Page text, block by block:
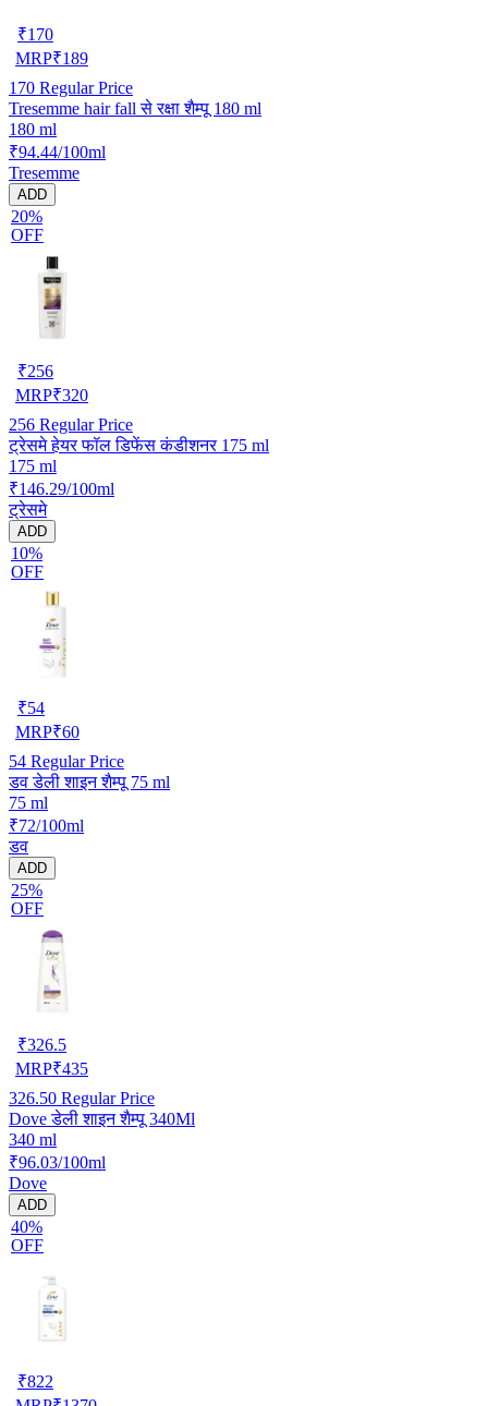
₹170
MRP₹189
170 Regular Price
Tresemme hair fall से रक्षा शैम्पू 180 ml
180 ml
₹94.44/100ml
Tresemme
ADD
20%
OFF
₹256
MRP₹320
256 Regular Price
ट्रेसमे हेयर फॉल डिफेंस कंडीशनर 175 ml
175 ml
₹146.29/100ml
ट्रेसमे
ADD
10%
OFF
₹54
MRP₹60
54 Regular Price
डव डेली शाइन शैम्पू 75 ml
75 ml
₹72/100ml
डव
ADD
25%
OFF
₹326.5
MRP₹435
326.50 Regular Price
Dove डेली शाइन शैम्पू 340Ml
340 ml
₹96.03/100ml
Dove
ADD
40%
OFF
₹822